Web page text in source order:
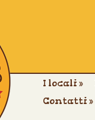
I locali »
Contatti »